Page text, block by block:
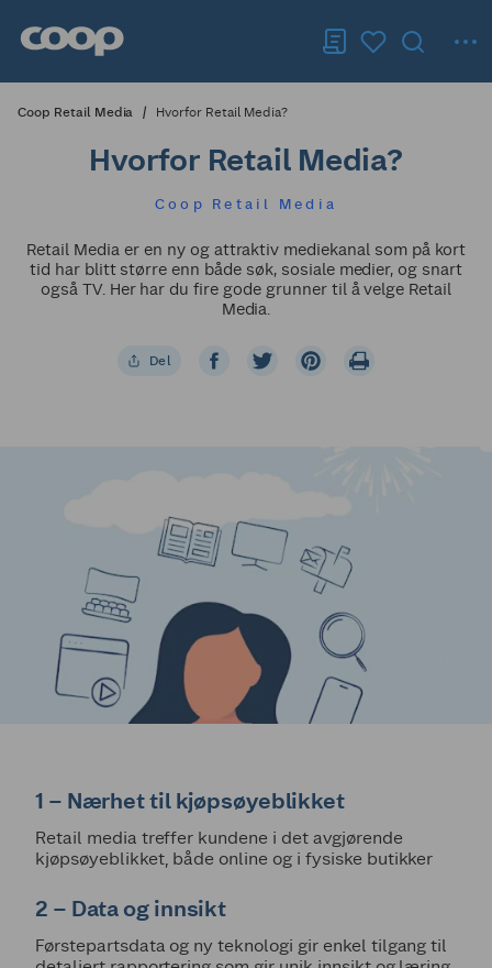
Coop Retail Media Hvorfor Retail Media?
Hvorfor Retail Media?
Coop Retail Media
Retail Media er en ny og attraktiv mediekanal som på kort
tid har blitt større enn både søk, sosiale medier, og snart
også TV. Her har du fire gode grunner til å velge Retail
Media.
Del
1 – Nærhet til kjøpsøyeblikket
Retail media treffer kundene i det avgjørende
kjøpsøyeblikket, både online og i fysiske butikker
2 – Data og innsikt
Førstepartsdata og ny teknologi gir enkel tilgang til